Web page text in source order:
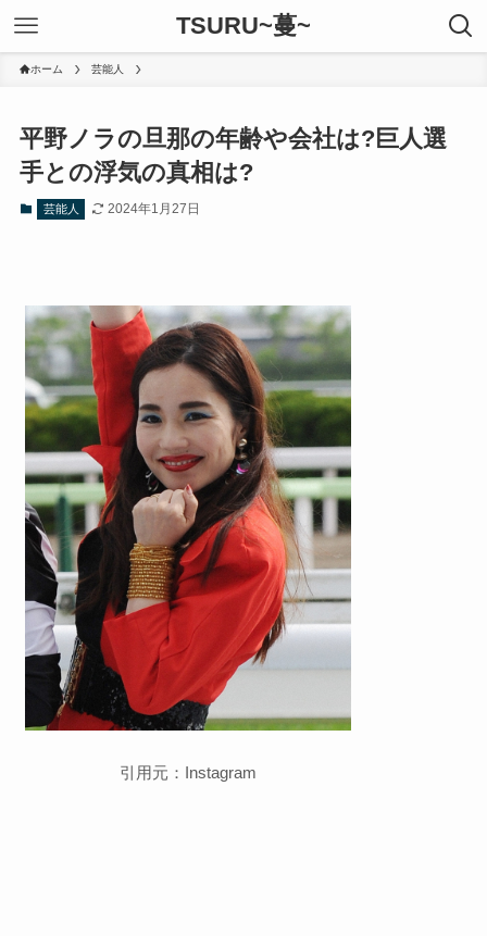
TSURU~蔓~
ホーム 芸能人
平野ノラの旦那の年齢や会社は?巨人選
手との浮気の真相は?
芸能人 2024年1月27日
引用元：Instagram